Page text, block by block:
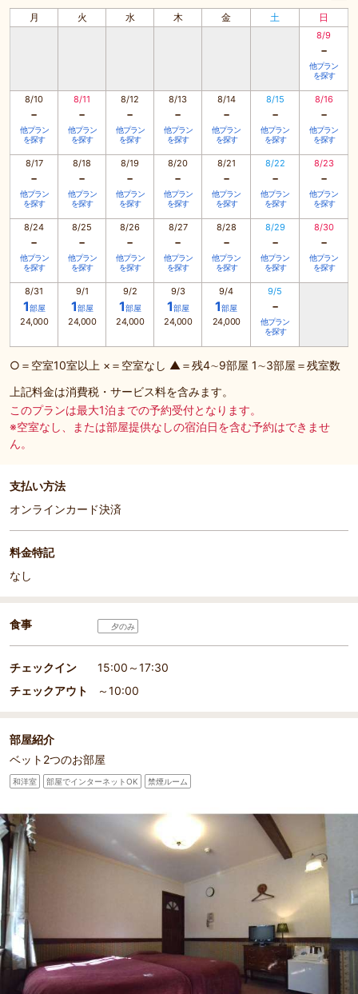
月 火 水 木 金 土 日
8/9
-
他プラン
を探す
8/10
-
他プラン
を探す
8/11
-
他プラン
を探す
8/12
-
他プラン
を探す
8/13
-
他プラン
を探す
8/14
-
他プラン
を探す
8/15
-
他プラン
を探す
8/16
-
他プラン
を探す
8/17
-
他プラン
を探す
8/18
-
他プラン
を探す
8/19
-
他プラン
を探す
8/20
-
他プラン
を探す
8/21
-
他プラン
を探す
8/22
-
他プラン
を探す
8/23
-
他プラン
を探す
8/24
-
他プラン
を探す
8/25
-
他プラン
を探す
8/26
-
他プラン
を探す
8/27
-
他プラン
を探す
8/28
-
他プラン
を探す
8/29
-
他プラン
を探す
8/30
-
他プラン
を探す
8/31
1部屋
24,000
9/1
1部屋
24,000
9/2
1部屋
24,000
9/3
1部屋
24,000
9/4
1部屋
24,000
9/5
-
他プラン
を探す
○＝空室10室以上 ×＝空室なし ▲＝残4∼9部屋 1∼3部屋＝残室数
上記料金は消費税・サービス料を含みます。
このプランは最大1泊までの予約受付となります。
※空室なし、または部屋提供なしの宿泊日を含む予約はできませ
ん。
支払い方法
オンラインカード決済
料金特記
なし
食事 夕のみ
チェックイン
15:00～17:30
チェックアウト
～10:00
部屋紹介
ベット2つのお部屋
和洋室 部屋でインターネットOK 禁煙ルーム